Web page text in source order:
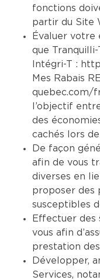
fonctions
partir du Site
Évaluer votre
que Tranquilli-
Intégri-T :
Mes Rabais
quebec.com/
l’objectif
des
cachés lors
De façon
afin de vous
diverses en
proposer des
susceptibles
Effectuer des
vous afin
prestation
Développer,
Services,